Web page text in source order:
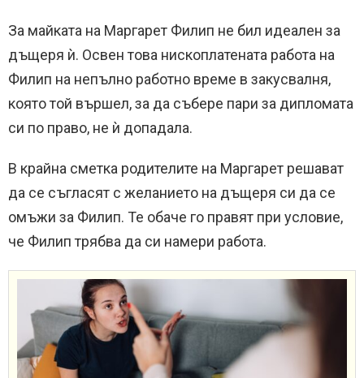
За майката на Маргарет Филип не бил идеален за
дъщеря ѝ. Освен това нископлатената работа на
Филип на непълно работно време в закусвалня,
която той вършел, за да събере пари за дипломата
си по право, не ѝ допадала.
В крайна сметка родителите на Маргарет решават
да се съгласят с желанието на дъщеря си да се
омъжи за Филип. Те обаче го правят при условие,
че Филип трябва да си намери работа.